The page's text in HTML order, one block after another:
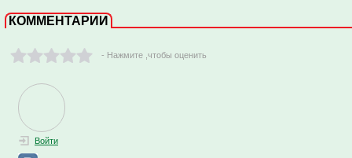
КОММЕНТАРИИ
- Нажмите ,чтобы оценить
Войти